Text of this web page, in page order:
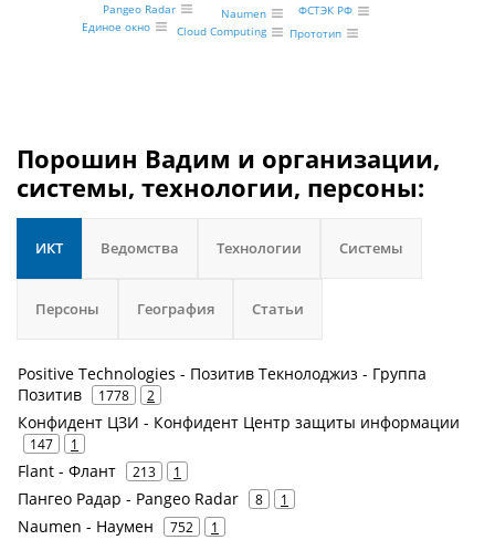
Pangeo Radar
Naumen ФСТЭК РФ
Единое окно Cloud Computing Прототип
Порошин Вадим и организации,
системы, технологии, персоны:
ИКТ Ведомства Технологии Системы
Персоны География Статьи
Positive Technologies - Позитив Текнолоджиз - Группа
Позитив
1778 2
Конфидент ЦЗИ - Конфидент Центр защиты информации
147 1
Flant - Флант 213 1
Пангео Радар - Pangeo Radar 8 1
Naumen - Наумен 752 1